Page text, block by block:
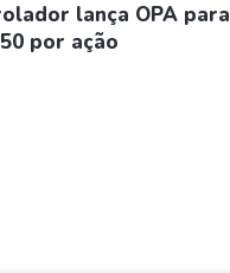
lança OPA para
por ação